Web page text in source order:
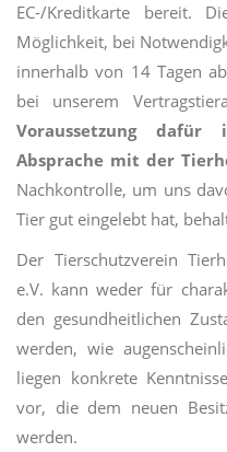
EC-/Kreditkarte bereit.
Möglichkeit, bei
innerhalb von 14 Tagen
bei unserem
Voraussetzung
Absprache mit der
Nachkontrolle, um uns
Tier gut eingelebt hat,
Der Tierschutzverein
e.V. kann weder für
den gesundheitlichen
werden, wie
liegen konkrete
vor, die dem neuen
werden.